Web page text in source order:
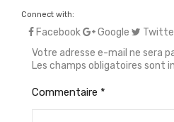
Connect with:
Facebook Google
Votre adresse e-mail ne sera
Les champs obligatoires sont
Commentaire *